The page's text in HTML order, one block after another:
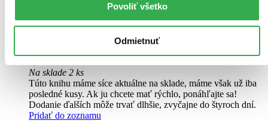
Povoliť všetko
Odmietnuť
Čo všetko cez deň robíš? Kto sa hrá na detskom ihrisku? Komu
dává chlapček božtek? Stačí len vložiť prštek do správného otvoru a
zľahka vysunúť, zatiahnuť alebo otočiť v smere šípky...
Na sklade 2 ks
Túto knihu máme síce aktuálne na sklade, máme však už iba
posledné kusy. Ak ju chcete mať rýchlo, ponáhľajte sa!
Dodanie ďalších môže trvať dlhšie, zvyčajne do štyroch dní.
Pridať do zoznamu